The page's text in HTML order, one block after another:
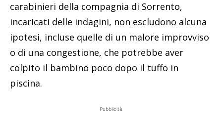
carabinieri della compagnia di Sorrento,
incaricati delle indagini, non escludono alcuna
ipotesi, incluse quelle di un malore improvviso
o di una congestione, che potrebbe aver
colpito il bambino poco dopo il tuffo in
piscina.
Pubblicità